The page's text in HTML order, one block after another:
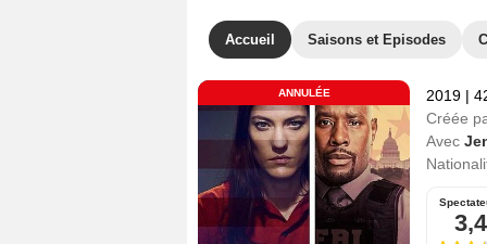
Accueil Saisons et Episodes
ANNULÉE 2019 |
Créée
Avec
3,4